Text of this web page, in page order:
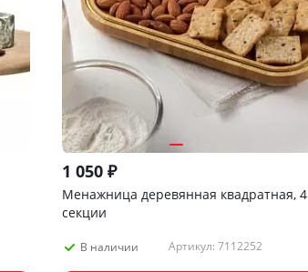
1 050₽
Менажница деревянная квадратная, 4
секции
В наличии Артикул: 7112252